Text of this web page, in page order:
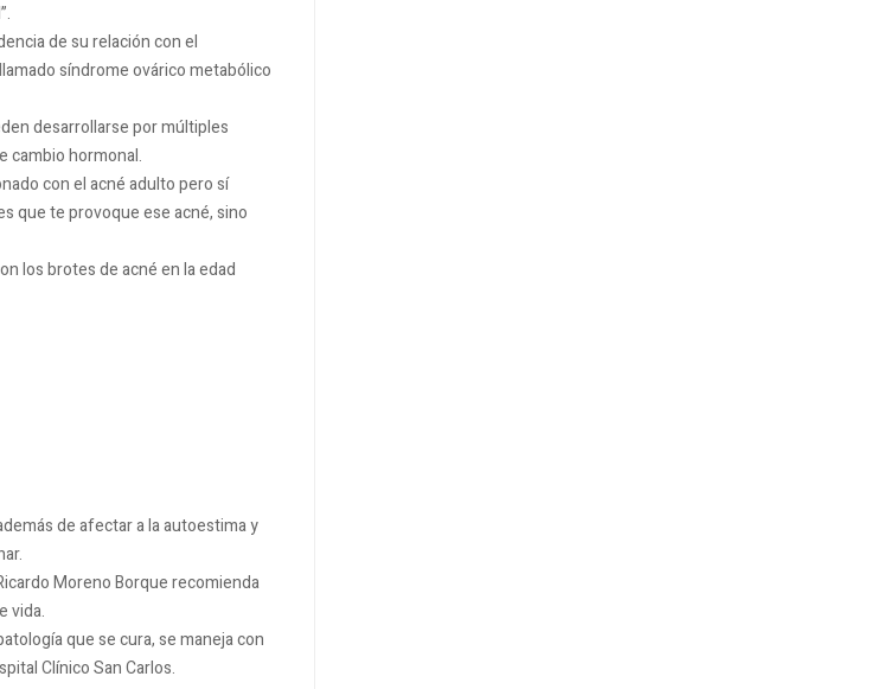
de su relación con el
síndrome ovárico metabólico
desarrollarse por múltiples
cambio hormonal.
con el acné adulto pero sí
que te provoque ese acné, sino
los brotes de acné en la edad
de afectar a la autoestima y
Moreno Borque recomienda
vida.
que se cura, se maneja con
Clínico San Carlos.